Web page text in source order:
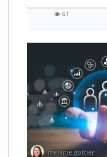
61
melanie.gottier